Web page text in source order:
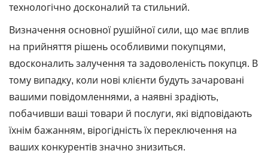
технологічно досконалий та стильний.
Визначення основної рушійної сили, що має вплив
на прийняття рішень особливими покупцями,
вдосконалить залучення та задоволеність покупця. В
тому випадку, коли нові клієнти будуть зачаровані
вашими повідомленнями, а наявні зрадіють,
побачивши ваші товари й послуги, які відповідають
їхнім бажанням, вірогідність їх переключення на
ваших конкурентів значно знизиться.